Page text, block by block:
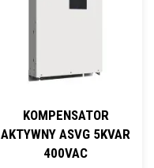
KOMPENSATOR
AKTYWNY ASVG 5KVAR
400VAC